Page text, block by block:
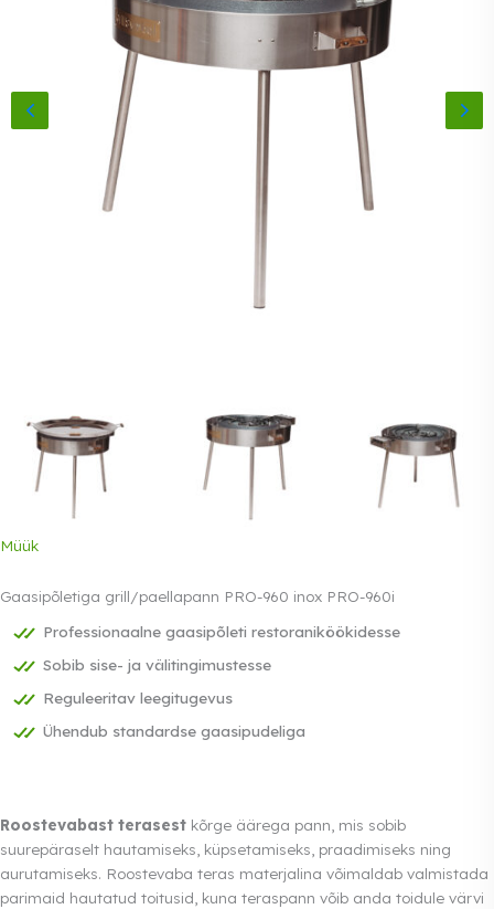
Müük
Gaasipõletiga grill/paellapann PRO-960 inox PRO-960i
Professionaalne gaasipõleti restoraniköökidesse
Sobib sise- ja välitingimustesse
Reguleeritav leegitugevus
Ühendub standardse gaasipudeliga
Roostevabast terasest kõrge äärega pann, mis sobib
suurepäraselt hautamiseks, küpsetamiseks, praadimiseks ning
aurutamiseks. Roostevaba teras materjalina võimaldab valmistada
parimaid hautatud toitusid, kuna teraspann võib anda toidule värvi